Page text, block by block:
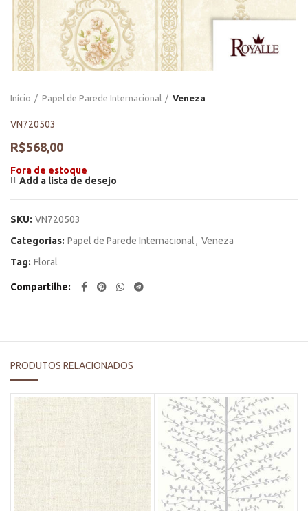
Início Papel de Parede Internacional Veneza
VN720503
R$568,00
Fora de estoque
Add a lista de desejo
SKU: VN720503
Categorias: Papel de Parede Internacional, Veneza
Tag: Floral
Compartilhe
PRODUTOS RELACIONADOS